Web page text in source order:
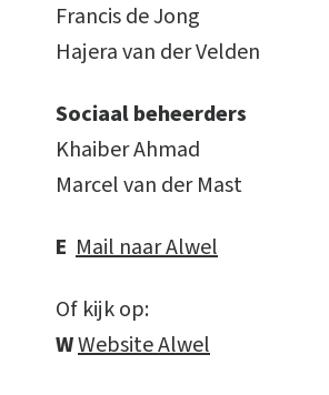
Francis de Jong
Hajera van der Velden
Sociaal beheerders
Khaiber Ahmad
Marcel van der Mast
E Mail naar Alwel
Of kijk op:
WWebsite Alwel